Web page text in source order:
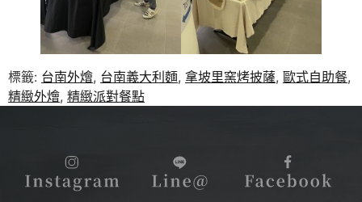
標籤: 台南外燴, 台南義大利麵, 拿坡里窯烤披薩, 歐式自助餐,
精緻外燴, 精緻派對餐點